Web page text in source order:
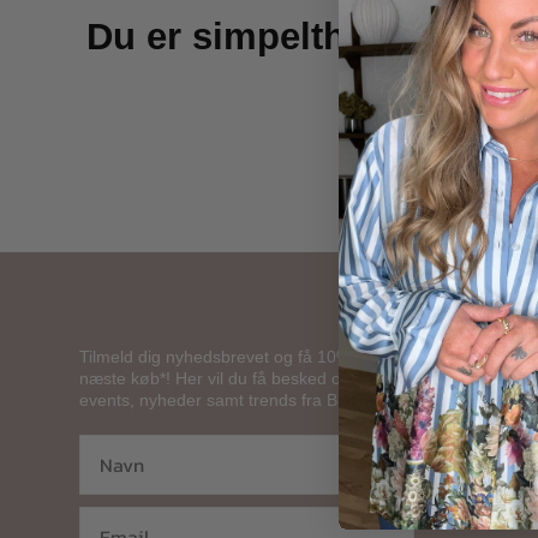
Du er simpelthen en af
Tilmeld dig nyhedsbrevet og få 10% på dit
næste køb*! Her vil du få besked om tilbud,
events, nyheder samt trends fra Butik Friis.
Om
Kontakt
Cookie-